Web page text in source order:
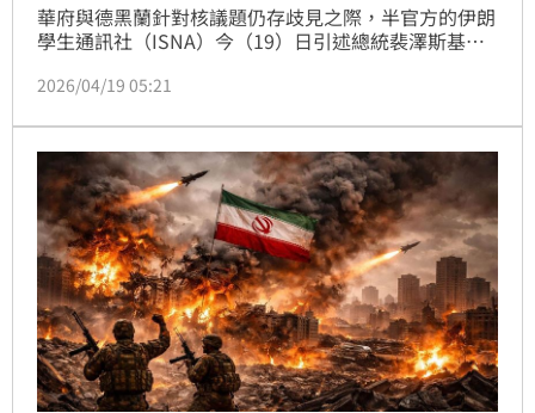
華府與德黑蘭針對核議題仍存歧見之際，半官方的伊朗
學生通訊社（ISNA）今（19）日引述總統裴澤斯基安
剝奪伊朗擁核的權利。
2026/04/19 05:21